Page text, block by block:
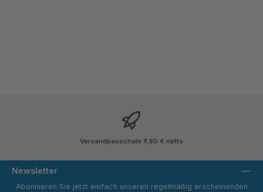
Versandpauschale 9,80 € netto
Newsletter
Abonnieren Sie jetzt einfach unseren regelmäßig erscheinenden